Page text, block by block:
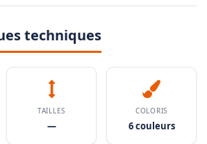
techniques
TAILLES
—
COLORIS
6 couleurs